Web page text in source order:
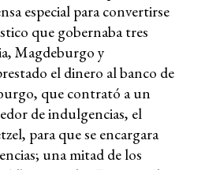
especial para convertirse
que gobernaba tres
Magdeburgo y
el dinero al banco de
que contrató a un
de indulgencias, el
para que se encargara
una mitad de los